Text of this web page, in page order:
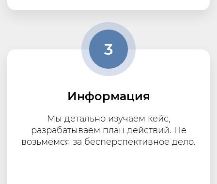
3
Информация
Мы детально изучаем кейс,
разрабатываем план действий. Не
возьмемся за бесперспективное дело.